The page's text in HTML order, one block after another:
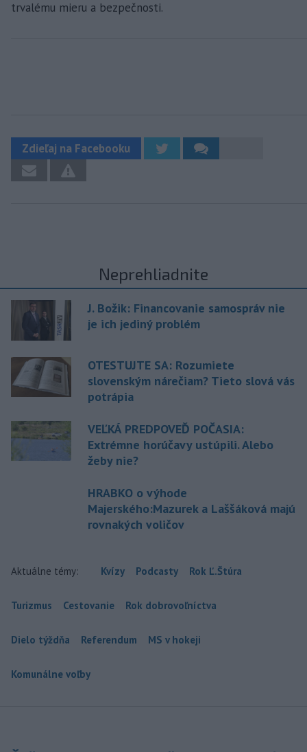
trvalému mieru a bezpečnosti.
Zdieľaj na Facebooku
Neprehliadnite
J. Božik: Financovanie samospráv nie
je ich jediný problém
OTESTUJTE SA: Rozumiete
slovenským nárečiam? Tieto slová vás
potrápia
VEĽKÁ PREDPOVEĎ POČASIA:
Extrémne horúčavy ustúpili. Alebo
žeby nie?
HRABKO o výhode
Majerského:Mazurek a Laššáková majú
rovnakých voličov
Aktuálne témy: Kvízy Podcasty Rok Ľ.Štúra
Turizmus Cestovanie Rok dobrovoľníctva
Dielo týždňa Referendum MS v hokeji
Komunálne voľby